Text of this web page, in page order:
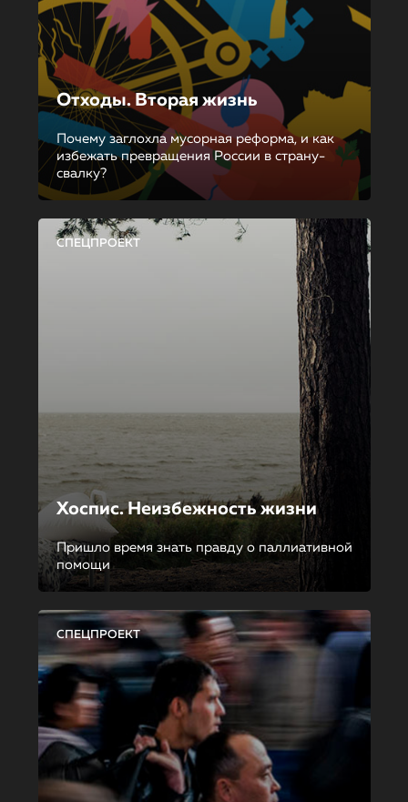
Отходы. Вторая жизнь
Почему заглохла мусорная реформа, и как
избежать превращения России в страну-
свалку?
СПЕЦПРОЕКТ
Хоспис. Неизбежность жизни
Пришло время знать правду о паллиативной
помощи
СПЕЦПРОЕКТ